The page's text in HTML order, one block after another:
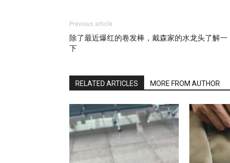
Previous article
除了最近爆红的卷发棒，戴森家的水龙头了解一
下
RELATED ARTICLES MORE FROM AUTHOR